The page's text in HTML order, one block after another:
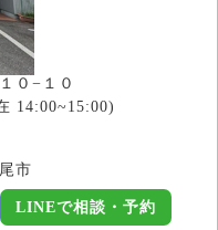
０−１０
14:00~15:00)
市
LINEで相談・予約